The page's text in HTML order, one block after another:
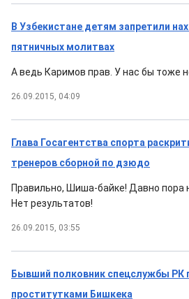
В Узбекистане детям запретили
пятничных молитвах
А ведь Каримов прав. У нас бы тоже
26.09.2015, 04:09
Глава Госагентства спорта
тренеров сборной по дзюдо
Правильно, Шиша-байке! Давно пора
Нет результатов!
26.09.2015, 03:55
Бывший полковник спецслужбы РК
проститутками Бишкека